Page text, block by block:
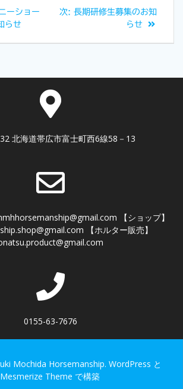
ーショー
らせ
次: 長期研修生募集のお知
らせ
北海道帯広市富士町西6線58－13
【ショップ】
【ホルター販売】
0155-63-7676
Mochida Horsemanship. WordPress と
Mesmerize Theme で構築